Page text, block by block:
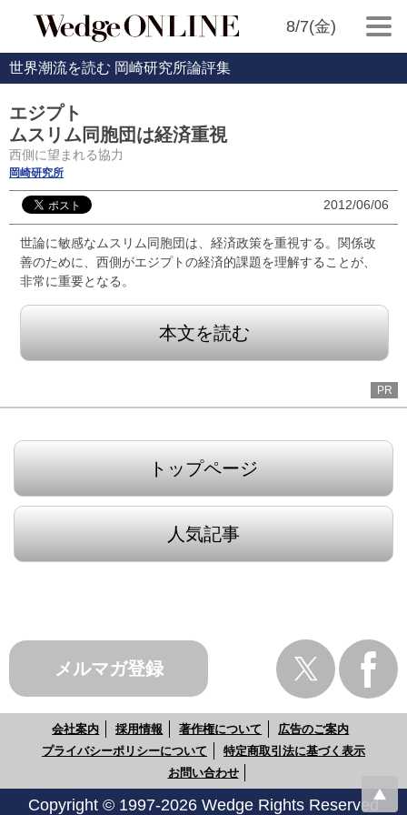
8/7(金)
世界潮流を読む 岡崎研究所論評集
エジプト
ムスリム同胞団は経済重視
西側に望まれる協力
岡崎研究所
2012/06/06
世論に敏感なムスリム同胞団は、経済政策を重視する。関係改
善のために、西側がエジプトの経済的課題を理解することが、
非常に重要となる。
本文を読む
PR
トップページ
人気記事
メルマガ登録
会社案内 採用情報 著作権について
広告のご案内
プライバシーポリシーについて
特定商取引法に基づく表示
お問い合わせ
Copyright © 1997-2026 Wedge Rights Reserved